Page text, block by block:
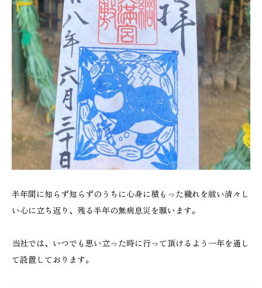
半年間に知らず知らずのうちに心身に積もった穢れを祓い清々し
い心に立ち返り、残る半年の無病息災を願います。
当社では、いつでも思い立った時に行って頂けるよう一年を通し
て設置しております。